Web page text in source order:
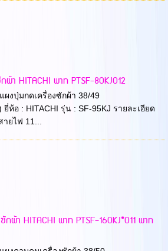
า HITACHI พาท PTSF-80KJ012
ผงปุ่มกดเครื่องซักผ้า 38/49
ยี่ห้อ : HITACHI รุ่น : SF-95KJ รายละเอียด
ยไฟ 11...
ผ้า HITACHI พาท PTSF-160KJ*011 พาท